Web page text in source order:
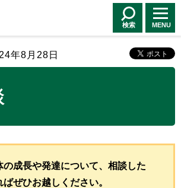
検索 MENU
年8月28日
の成長や発達について、相談した
ぜひお越しください。